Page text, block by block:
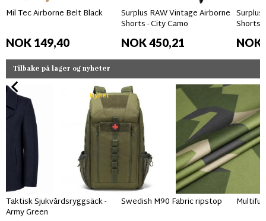
Mil Tec Airborne Belt Black
NOK 149,40
Surplus RAW Vintage Airborne
Shorts - City Camo
NOK 450,21
Shorts
NOK
Tilbake på lager og nyheter
Nyhet
Taktisk Sjukvårdsryggsäck -
Army Green
Swedish M90 Fabric ripstop